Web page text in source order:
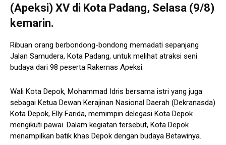
(Apeksi) XV di Kota Padang, Selasa (9/8)
kemarin.
Ribuan orang berbondong-bondong memadati sepanjang
Jalan Samudera, Kota Padang, untuk melihat atraksi seni
budaya dari 98 peserta Rakernas Apeksi.
Wali Kota Depok, Mohammad Idris bersama istri yang juga
sebagai Ketua Dewan Kerajinan Nasional Daerah (Dekranasda)
Kota Depok, Elly Farida, memimpin delegasi Kota Depok
mengikuti pawai. Dalam kegiatan tersebut, Kota Depok
menampilkan batik khas Depok dengan budaya Betawinya.